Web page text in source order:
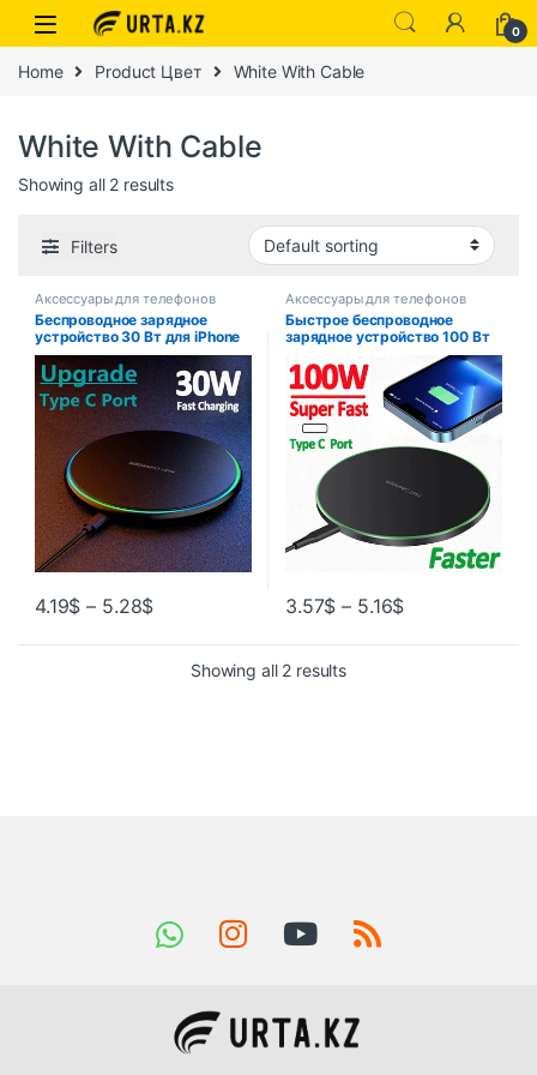
0
Home Product Цвет White With Cable
White With Cable
Showing all 2 results
Filters
Аксессуары для телефонов
Беспроводное зарядное
устройство 30 Вт для iPhone
15 14 13 12 X Pro Max,
индукционная быстрая
зарядная подставка, док-
станция для Samsung S23
S22 Xiaomi Huawei
4.19$ – 5.28$
Аксессуары для телефонов
Быстрое беспроводное
зарядное устройство 100 Вт
для iPhone 15 14 13 12 X Pro
Max 8 Samsung Galaxy S23
Xiaomi Беспроводная
зарядная станция Зарядные
устройства
3.57$ – 5.16$
Showing all 2 results